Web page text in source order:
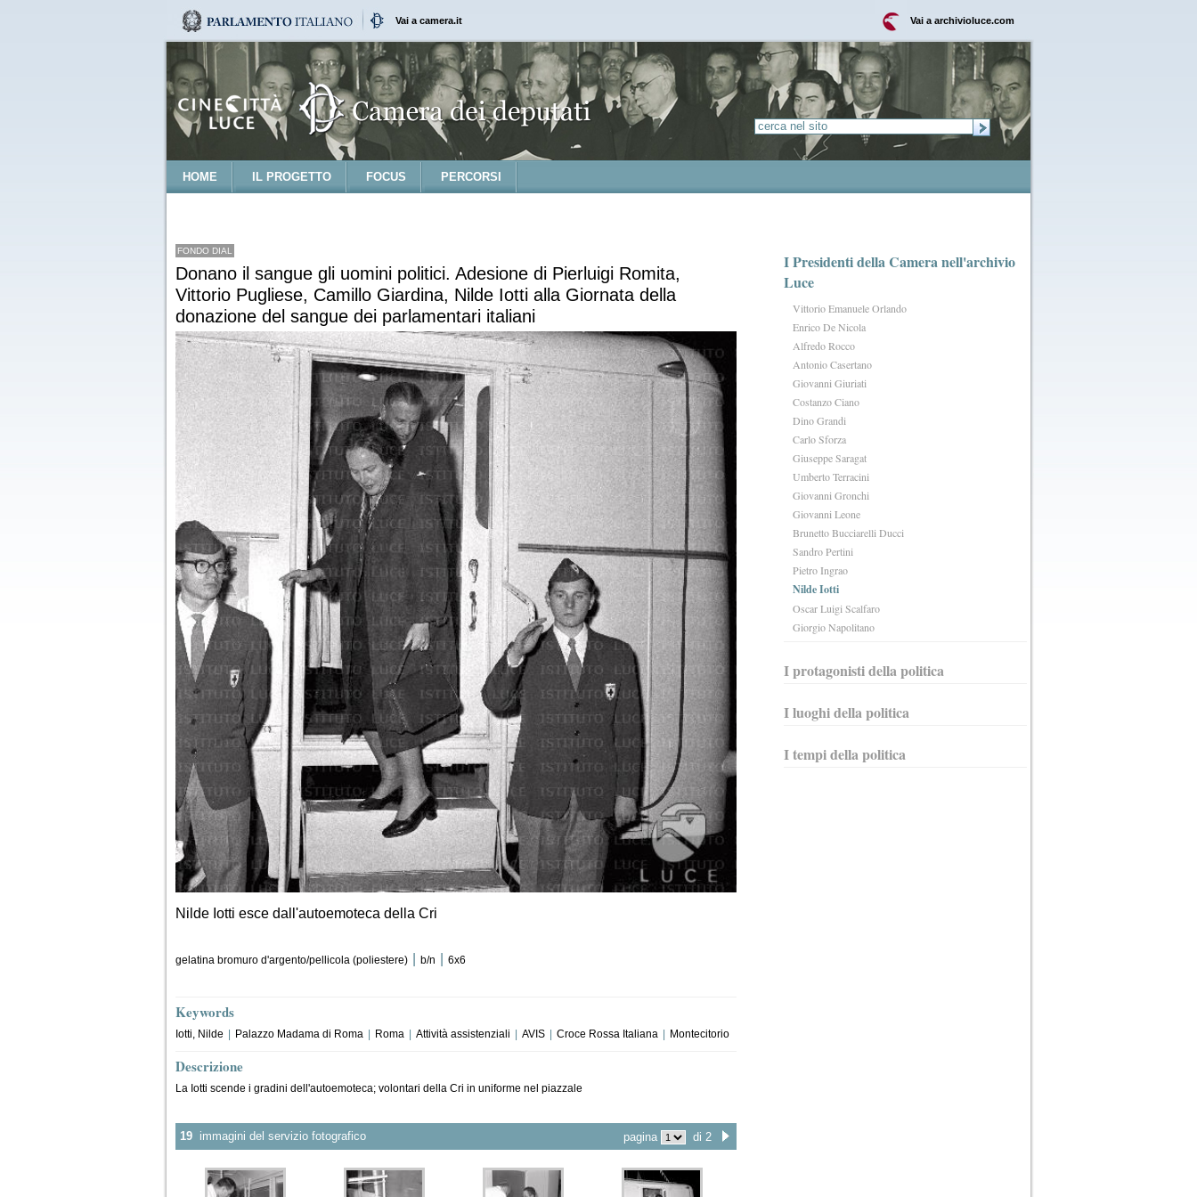
Vai a camera.it Vai a archivioluce.com
HOME IL PROGETTO FOCUS PERCORSI
FONDO DIAL
Donano il sangue gli uomini politici. Adesione di Pierluigi Romita,
Vittorio Pugliese, Camillo Giardina, Nilde Iotti alla Giornata della
donazione del sangue dei parlamentari italiani
Nilde Iotti esce dall'autoemoteca della Cri
gelatina bromuro d'argento/pellicola (poliestere) b/n 6x6
Keywords
Iotti, Nilde Palazzo Madama di Roma Roma Attività assistenziali AVIS Croce Rossa Italiana Montecitorio
Descrizione
La Iotti scende i gradini dell'autoemoteca; volontari della Cri in uniforme nel piazzale
19 immagini del servizio fotografico pagina di 2
I Presidenti della Camera nell'archivio
Luce
Vittorio Emanuele Orlando
Enrico De Nicola
Alfredo Rocco
Antonio Casertano
Giovanni Giuriati
Costanzo Ciano
Dino Grandi
Carlo Sforza
Giuseppe Saragat
Umberto Terracini
Giovanni Gronchi
Giovanni Leone
Brunetto Bucciarelli Ducci
Sandro Pertini
Pietro Ingrao
Nilde Iotti
Oscar Luigi Scalfaro
Giorgio Napolitano
I protagonisti della politica
I luoghi della politica
I tempi della politica